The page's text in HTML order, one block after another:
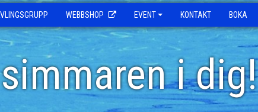
WEBBSHOP EVENT KONTAKT BOKA
i dig!